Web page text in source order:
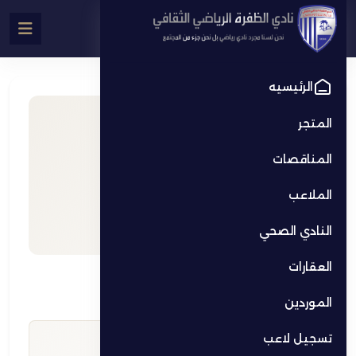
مدينة زايد
مدينة زايد
6:00 AM - 11:00 PM
الرئيسيه
المتجر
المناقصات
الملاعب
النادي الصحي
العقارات
الموردين
تسجيل لاعب